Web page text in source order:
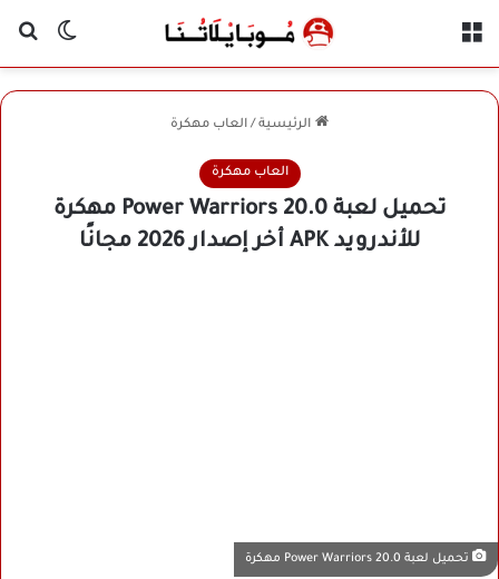
الوضع
الرئيسية / العاب مهكرة
العاب مهكرة
تحميل لعبة Power Warriors 20.0 مهكرة
للأندرويد APK أخر إصدار 2026 مجانًا
تحميل لعبة Power Warriors 20.0 مهكرة